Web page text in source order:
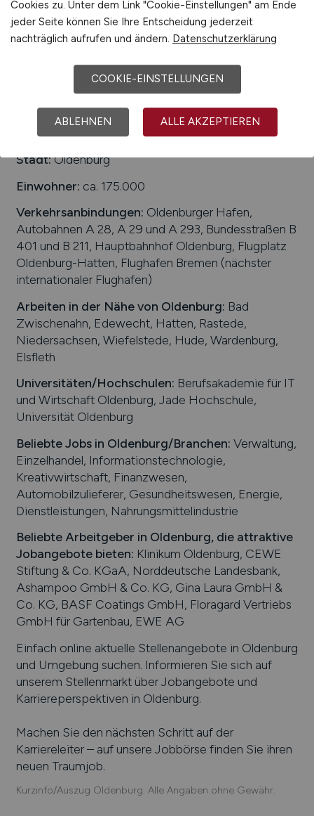
22.02.2026
Deutschlandweit
1
Stadt:Oldenburg
Einwohner: ca. 175.000
Verkehrsanbindungen: Oldenburger Hafen,
Autobahnen A 28, A 29 und A 293, Bundesstraßen B
401 und B 211, Hauptbahnhof Oldenburg, Flugplatz
Oldenburg-Hatten, Flughafen Bremen (nächster
internationaler Flughafen)
Arbeiten in der Nähe von Oldenburg: Bad
Zwischenahn, Edewecht, Hatten, Rastede,
Niedersachsen, Wiefelstede, Hude, Wardenburg,
Elsfleth
Universitäten/Hochschulen: Berufsakademie für IT
und Wirtschaft Oldenburg, Jade Hochschule,
Universität Oldenburg
Beliebte Jobs in Oldenburg/Branchen: Verwaltung,
Einzelhandel, Informationstechnologie,
Kreativwirtschaft, Finanzwesen,
Automobilzulieferer, Gesundheitswesen, Energie,
Dienstleistungen, Nahrungsmittelindustrie
Beliebte Arbeitgeber in Oldenburg, die attraktive
Jobangebote bieten: Klinikum Oldenburg, CEWE
Stiftung & Co. KGaA, Norddeutsche Landesbank,
Ashampoo GmbH & Co. KG, Gina Laura GmbH &
Co. KG, BASF Coatings GmbH, Floragard Vertriebs
GmbH für Gartenbau, EWE AG
Einfach online aktuelle Stellenangebote in Oldenburg
und Umgebung suchen. Informieren Sie sich auf
unserem Stellenmarkt über Jobangebote und
Karriereperspektiven in Oldenburg.
Machen Sie den nächsten Schritt auf der
Karriereleiter – auf unsere Jobbörse finden Sie ihren
neuen Traumjob.
Kurzinfo/Auszug Oldenburg. Alle Angaben ohne Gewähr.
Cookies zu. Unter dem Link "Cookie-Einstellungen" am Ende
jeder Seite können Sie Ihre Entscheidung jederzeit
nachträglich aufrufen und ändern. Datenschutzerklärung
COOKIE-EINSTELLUNGEN
ABLEHNEN ALLE AKZEPTIEREN